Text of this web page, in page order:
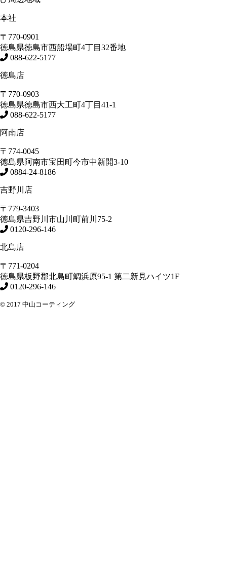
本社
〒770-0901
徳島県徳島市西船場町4丁目32番地
088-622-5177
徳島店
〒770-0903
徳島県徳島市西大工町4丁目41-1
088-622-5177
阿南店
〒774-0045
徳島県阿南市宝田町今市中新開3-10
0884-24-8186
吉野川店
〒779-3403
徳島県吉野川市山川町前川75-2
0120-296-146
北島店
〒771-0204
徳島県板野郡北島町鯛浜原95-1 第二新見ハイツ1F
0120-296-146
© 2017 中山コーティング